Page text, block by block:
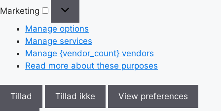
Marketing
Manage options
Manage services
Manage {vendor_count} vendors
Read more about these purposes
Tillad Tillad ikke View preferences